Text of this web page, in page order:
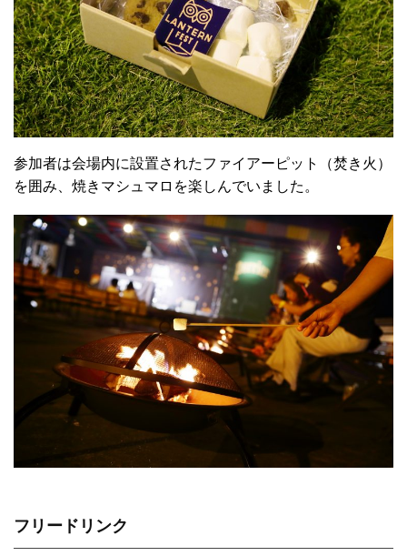
参加者は会場内に設置されたファイアーピット（焚き火）
を囲み、焼きマシュマロを楽しんでいました。
フリードリンク